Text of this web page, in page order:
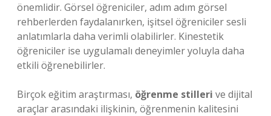
önemlidir. Görsel öğreniciler, adım adım görsel
rehberlerden faydalanırken, işitsel öğreniciler sesli
anlatımlarla daha verimli olabilirler. Kinestetik
öğreniciler ise uygulamalı deneyimler yoluyla daha
etkili öğrenebilirler.
Birçok eğitim araştırması, öğrenme stilleri ve dijital
araçlar arasındaki ilişkinin, öğrenmenin kalitesini